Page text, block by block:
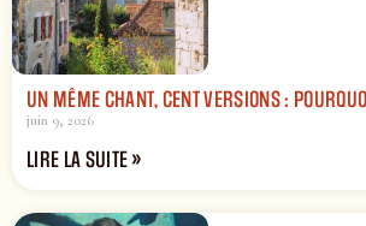
UN MÊME CHANT, CENT VERSIONS :
juin 9, 2026
LIRE LA SUITE »